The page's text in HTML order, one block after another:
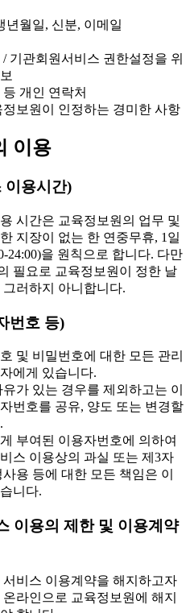
월일, 신분, 이메일
기관회원서비스 권한설정을 위
개인 연락처
보원이 인정하는 경미한 사항
이용
이용시간)
시간은 교육정보원의 업무 및
지장이 없는 한 연중무휴, 1일
24:00)을 원칙으로 합니다. 다만
필요로 교육정보원이 정한 날
러하지 아니합니다.
번호 등)
및 비밀번호에 대한 모든 관리
에게 있습니다.
가 있는 경우를 제외하고는 이
번호를 공유, 양도 또는 변경할
부여된 이용자번호에 의하여
스 이용상의 과실 또는 제3자
용 등에 대한 모든 책임은 이
니다.
이용의 제한 및 이용계약
비스 이용계약을 해지하고자
라인으로 교육정보원에 해지